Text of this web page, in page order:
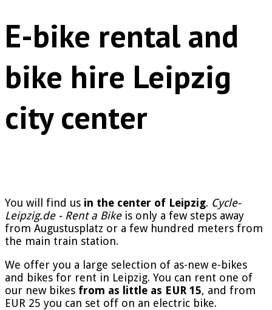
E-bike rental and
bike hire Leipzig
city center
You will find us in the center of Leipzig. Cycle-
Leipzig.de - Rent a Bikeis only a few steps away
from Augustusplatz or a few hundred meters from
the main train station.
We offer you a large selection of as-new e-bikes
and bikes for rent in Leipzig. You can rent one of
our new bikes from as little as EUR 15, and from
EUR 25 you can set off on an electric bike.